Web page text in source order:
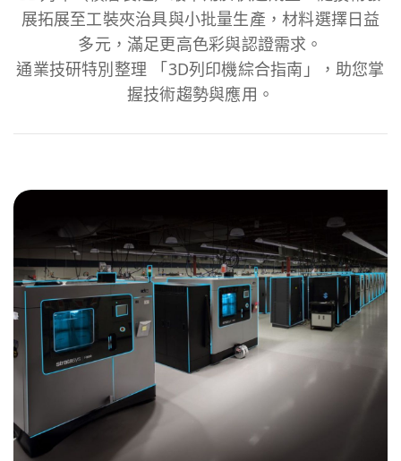
展拓展至工裝夾治具與小批量生產，材料選擇日益
多元，滿足更高色彩與認證需求。
通業技研特別整理 「3D列印機綜合指南」，助您掌
握技術趨勢與應用。